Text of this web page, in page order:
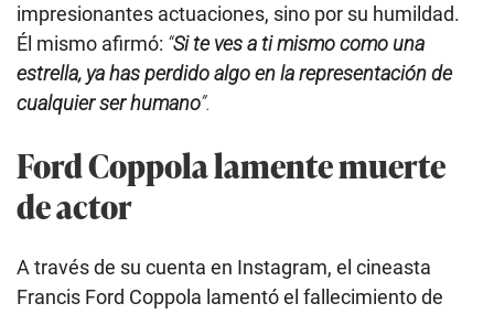
impresionantes actuaciones, sino por su humildad.
Él mismo afirmó: “Si te ves a ti mismo como una
estrella, ya has perdido algo en la representación de
cualquier ser humano”.
Ford Coppola lamente muerte
de actor
A través de su cuenta en Instagram, el cineasta
Francis Ford Coppola lamentó el fallecimiento de